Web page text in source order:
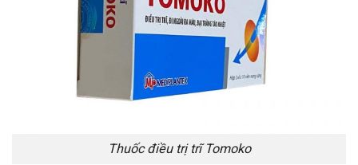
Thuốc điều trị trĩ Tomoko